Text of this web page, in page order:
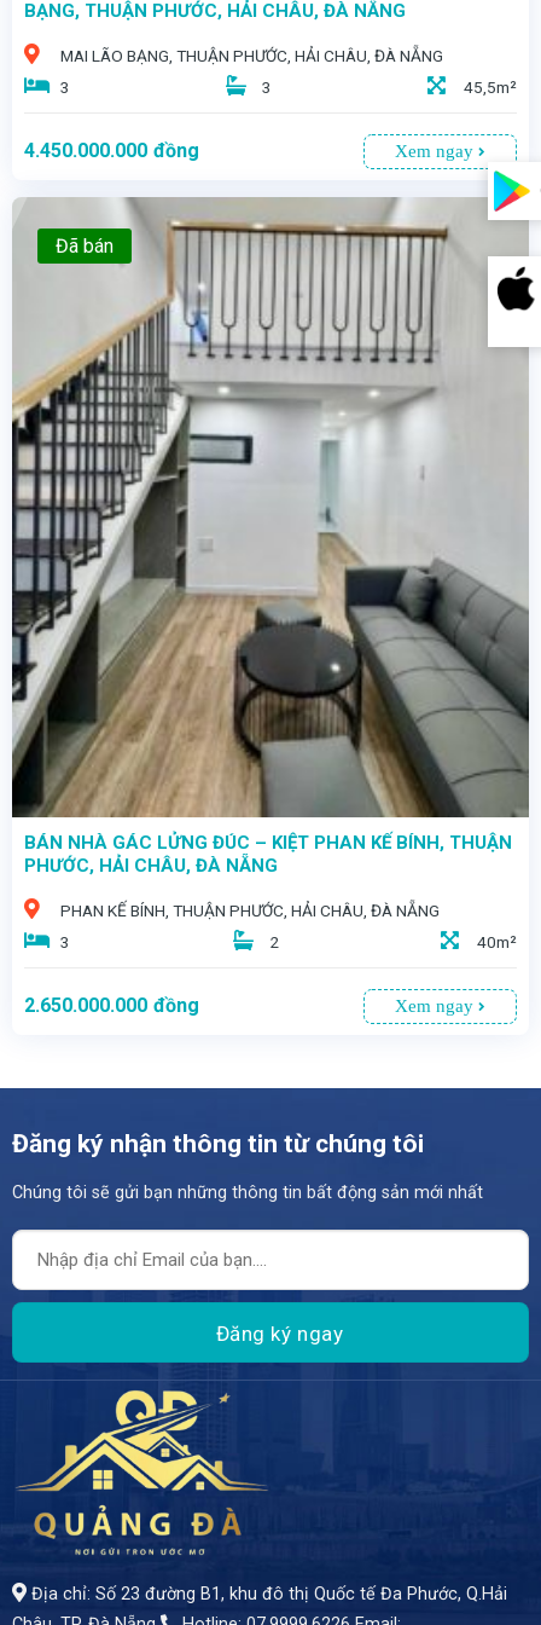
BẠNG, THUẬN PHƯỚC, HẢI CHÂU, ĐÀ NẴNG
MAI LÃO BẠNG, THUẬN PHƯỚC, HẢI CHÂU, ĐÀ NẴNG
3
3 45,5m²
4.450.000.000 đồng Xem ngay
Đã bán
BÁN NHÀ GÁC LỬNG ĐÚC – KIỆT PHAN KẾ BÍNH, THUẬN
PHƯỚC, HẢI CHÂU, ĐÀ NẴNG
PHAN KẾ BÍNH, THUẬN PHƯỚC, HẢI CHÂU, ĐÀ NẴNG
3
2 40m²
2.650.000.000 đồng Xem ngay
Đăng ký nhận thông tin từ chúng tôi
Chúng tôi sẽ gửi bạn những thông tin bất động sản mới nhất
Địa chỉ: Số 23 đường B1, khu đô thị Quốc tế Đa Phước, Q.Hải